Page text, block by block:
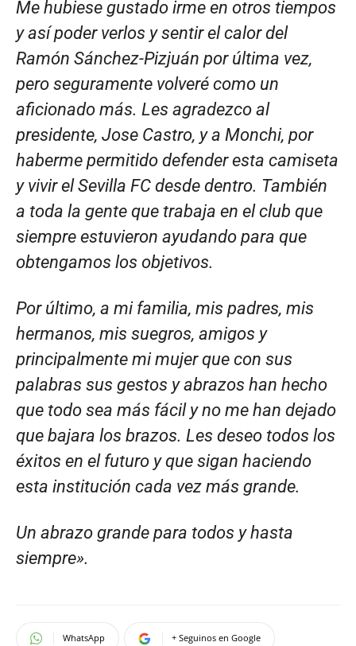
Me hubiese gustado irme en otros tiempos
y así poder verlos y sentir el calor del
Ramón Sánchez-Pizjuán por última vez,
pero seguramente volveré como un
aficionado más. Les agradezco al
presidente, Jose Castro, y a Monchi, por
haberme permitido defender esta camiseta
y vivir el Sevilla FC desde dentro. También
a toda la gente que trabaja en el club que
siempre estuvieron ayudando para que
obtengamos los objetivos.
Por último, a mi familia, mis padres, mis
hermanos, mis suegros, amigos y
principalmente mi mujer que con sus
palabras sus gestos y abrazos han hecho
que todo sea más fácil y no me han dejado
que bajara los brazos. Les deseo todos los
éxitos en el futuro y que sigan haciendo
esta institución cada vez más grande.
Un abrazo grande para todos y hasta
siempre».
WhatsApp + Seguinos en Google